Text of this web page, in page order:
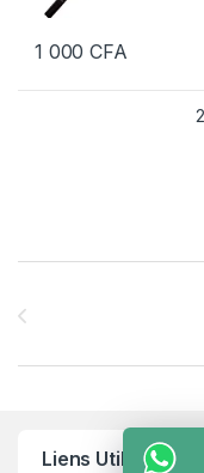
1 000CFA
Liens Utiles